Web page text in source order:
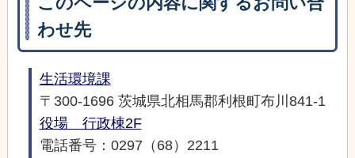
わせ先
生活環境課
〒300-1696 茨城県北相馬郡利根町布川841-1
役場 行政棟2F
電話番号：0297（68）2211